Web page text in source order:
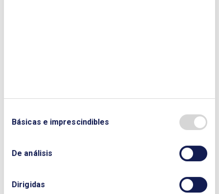
Básicas e imprescindibles
De análisis
Dirigidas
Campus Club Español de la Energia - Educaenergia
Club Español de la Energía
Tipo de curso